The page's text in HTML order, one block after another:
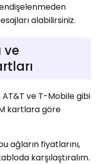
alabilirsiniz.
ve
AT&T ve T-Mobile gibi
kartlara göre
ağların fiyatlarını,
karşılaştıralım.